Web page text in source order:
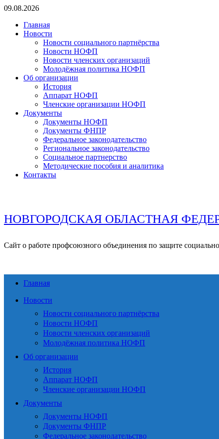
Перейти
содержимому
09.08.2026
Главная
Новости
Новости социального партнёрства
Новости НОФП
Новости членских организаций
Молодёжная политика НОФП
Об организации
История
Аппарат НОФП
Членские организации НОФП
Документы
Документы НОФП
Документы ФНПР
Федеральное законодательство
Региональное законодательство
Социальное партнерство
Методические пособия и аналитика
Контакты
НОВГОРОДСКАЯ ОБЛАСТНАЯ
Сайт о работе профсоюзного объединения по защите
Главная
Новости
Новости социального партнёрства
Новости НОФП
Новости членских организаций
Молодёжная политика НОФП
Об организации
История
Аппарат НОФП
Членские организации НОФП
Документы
Документы НОФП
Документы ФНПР
Федеральное законодательство